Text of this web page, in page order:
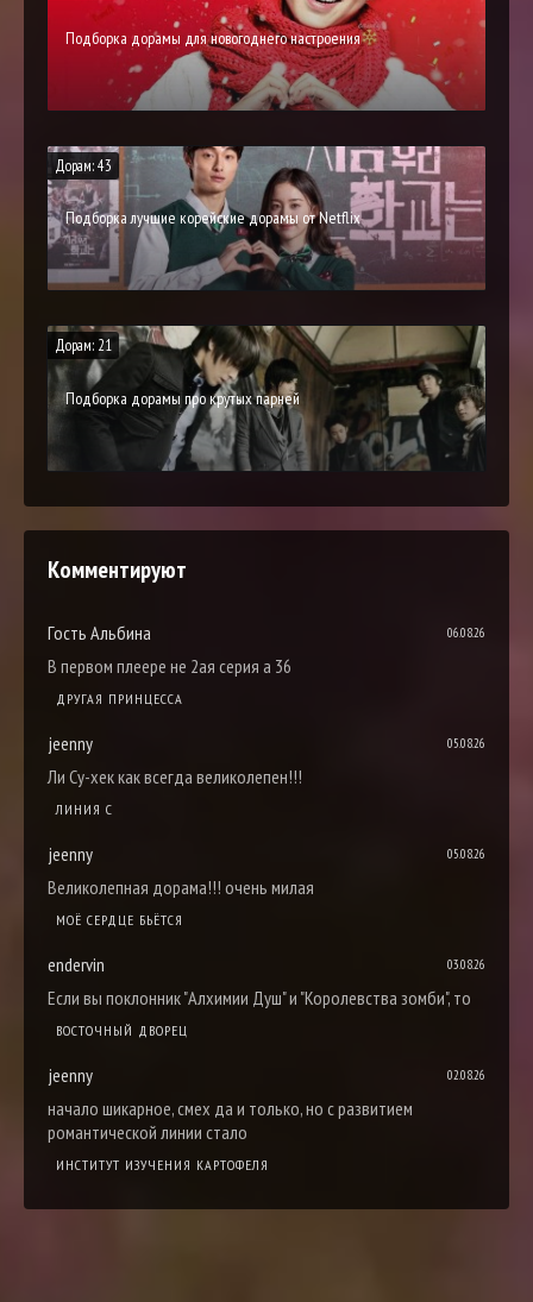
Подборка дорамы для новогоднего настроения
Дорам: 43
Подборка лучшие корейские дорамы от Netflix
Дорам: 21
Подборка дорамы про крутых парней
Комментируют
Гость Альбина 06.08.26
В первом плеере не 2ая серия а 36
ДРУГАЯ ПРИНЦЕССА
jeenny 05.08.26
Ли Су-хек как всегда великолепен!!!
ЛИНИЯ С
jeenny 05.08.26
Великолепная дорама!!! очень милая
МОЁ СЕРДЦЕ БЬЁТСЯ
endervin 03.08.26
Если вы поклонник "Алхимии Душ" и "Королевства зомби", то
ВОСТОЧНЫЙ ДВОРЕЦ
jeenny 02.08.26
начало шикарное, смех да и только, но с развитием
романтической линии стало
ИНСТИТУТ ИЗУЧЕНИЯ КАРТОФЕЛЯ